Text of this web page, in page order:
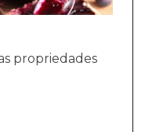
propriedades